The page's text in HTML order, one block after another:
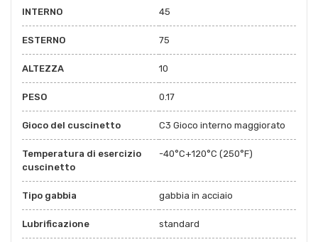
INTERNO 45
ESTERNO 75
ALTEZZA 10
PESO 0.17
Gioco del cuscinetto C3 Gioco interno maggiorato
Temperatura di esercizio
cuscinetto
-40°C+120°C (250°F)
Tipo gabbia gabbia in acciaio
Lubrificazione standard